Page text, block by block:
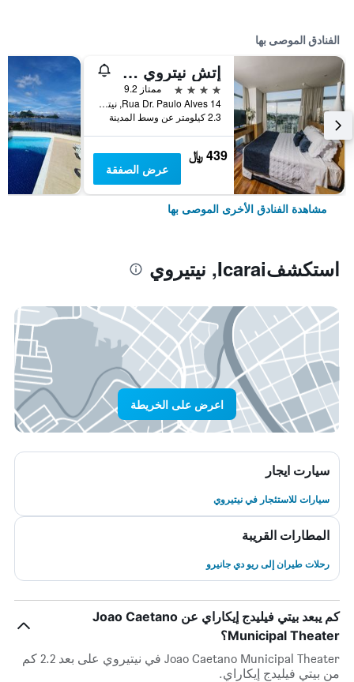
الفنادق الموصى بها
إتش نيتروي هوتل
4 نجوم
ممتاز 9.2
Rua Dr. Paulo Alves 14, نيتيروي, البرازيل
2.3 كيلومتر عن وسط المدينة
439 ﷼
عرض الصفقة
مشاهدة الفنادق الأخرى الموصى بها
استكشفIcarai, نيتيروي
اعرض على الخريطة
سيارت ايجار
سيارات للاستئجار في نيتيروي
المطارات القريبة
رحلات طيران إلى ريو دي جانيرو
كم يبعد بيتي فيليدج إيكاراي عن Joao Caetano
Municipal Theater؟
Joao Caetano Municipal Theater في نيتيروي على بعد 2.2 كم
من بيتي فيليدج إيكاراي.